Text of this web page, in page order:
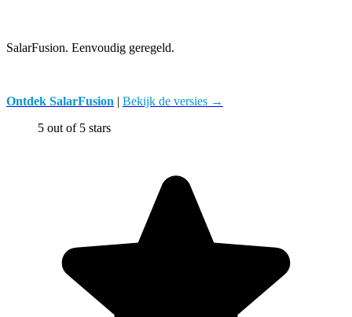
SalarFusion. Eenvoudig geregeld.
Ontdek SalarFusion | Bekijk de versies →
5 out of 5 stars